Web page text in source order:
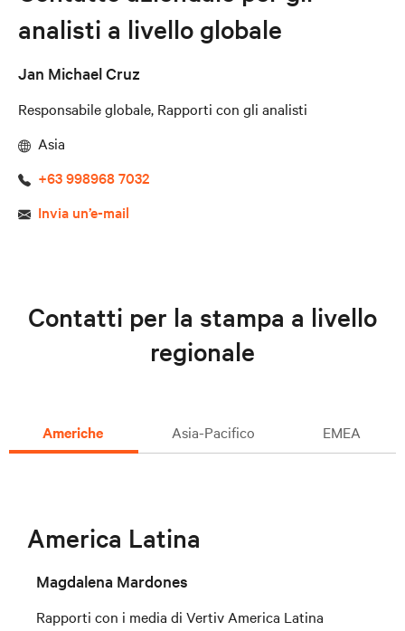
analisti a livello globale
Jan Michael Cruz
Responsabile globale, Rapporti con gli analisti
Asia
+63 998968 7032
Invia un’e-mail
Contatti per la stampa a livello
regionale
Americhe Asia-Pacifico EMEA
America Latina
Magdalena Mardones
Rapporti con i media di Vertiv America Latina